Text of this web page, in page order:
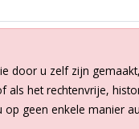
door u zelf zijn
als het rechtenvrije,
geen enkele manier